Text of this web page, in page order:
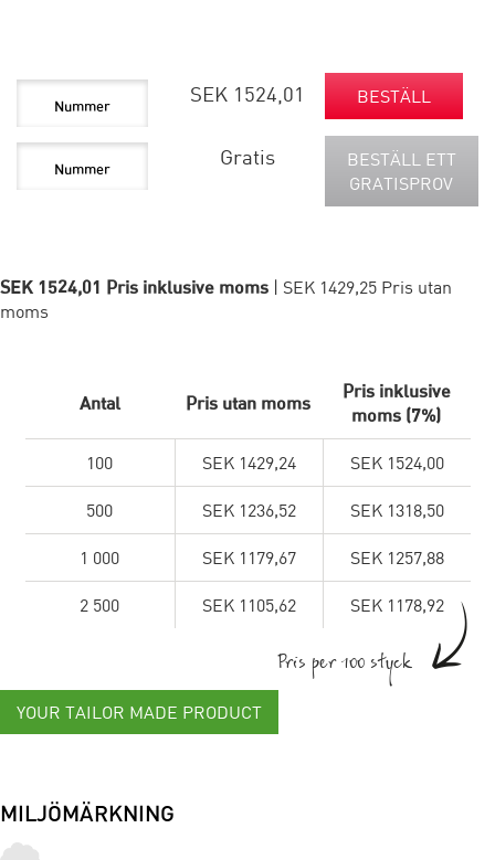
SEK 1524,01 BESTÄLL
Gratis
BESTÄLL ETT
GRATISPROV
SEK 1524,01 Pris inklusive moms | SEK 1429,25 Pris utan
moms
Antal Pris utan moms
Pris inklusive
moms (7%)
100 SEK 1429,24 SEK 1524,00
500 SEK 1236,52 SEK 1318,50
1 000 SEK 1179,67 SEK 1257,88
2 500 SEK 1105,62 SEK 1178,92
Pris per 100 styck
YOUR TAILOR MADE PRODUCT
MILJÖMÄRKNING